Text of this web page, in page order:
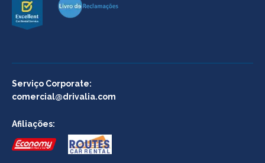
Serviço Corporate:
comercial@drivalia.com
Afiliações: